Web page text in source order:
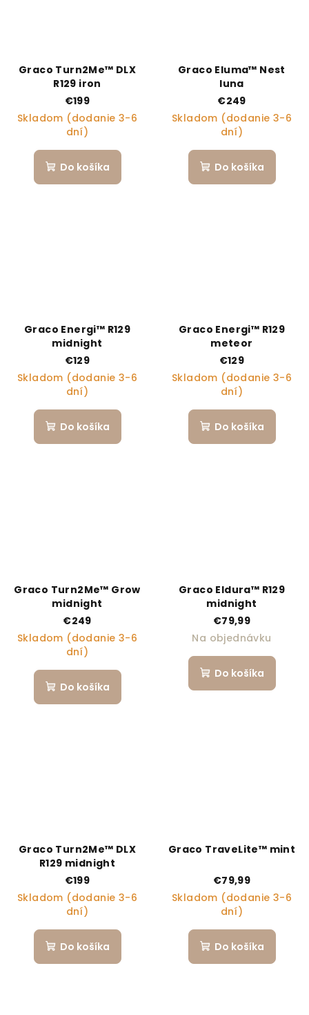
Graco Turn2Me™ DLX
R129 iron
€199
Skladom (dodanie 3-6
dní)
Do košíka
Graco Eluma™ Nest
luna
€249
Skladom (dodanie 3-6
dní)
Do košíka
Graco Energi™ R129
midnight
€129
Skladom (dodanie 3-6
dní)
Do košíka
Graco Energi™ R129
meteor
€129
Skladom (dodanie 3-6
dní)
Do košíka
Graco Turn2Me™ Grow
midnight
€249
Skladom (dodanie 3-6
dní)
Do košíka
Graco Eldura™ R129
midnight
€79,99
Na objednávku
Do košíka
Graco Turn2Me™ DLX
R129 midnight
€199
Skladom (dodanie 3-6
dní)
Do košíka
Graco TraveLite™ mint
€79,99
Skladom (dodanie 3-6
dní)
Do košíka